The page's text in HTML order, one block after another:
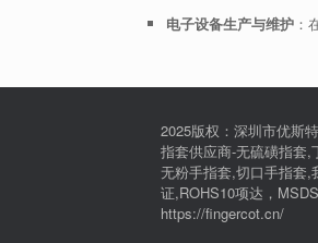
电子设备生产与维护：
2025版权：深圳市优斯
指套供应商-无硫磺指套
无粉手指套,切口手指套,
证,ROHS10项达，
https://fingercot.cn/